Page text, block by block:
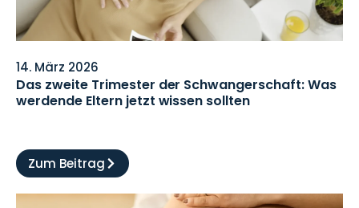
14. März 2026
Das zweite Trimester der Schwangerschaft: Was
werdende Eltern jetzt wissen sollten
Zum Beitrag